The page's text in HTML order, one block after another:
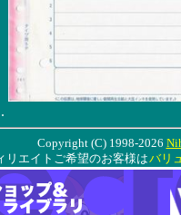
.
Copyright (C) 1998-2026
エイトご希望のお客様はバリ